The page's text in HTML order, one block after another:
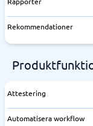
Rekommendationer
Attestering
Automatisera workflow